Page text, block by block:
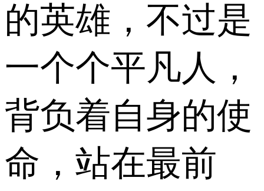
的英雄，不过是
一个个平凡人，
背负着自身的使
命，站在最前